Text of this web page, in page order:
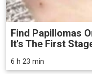
Find Papillomas
It's The First
6 h 23 min